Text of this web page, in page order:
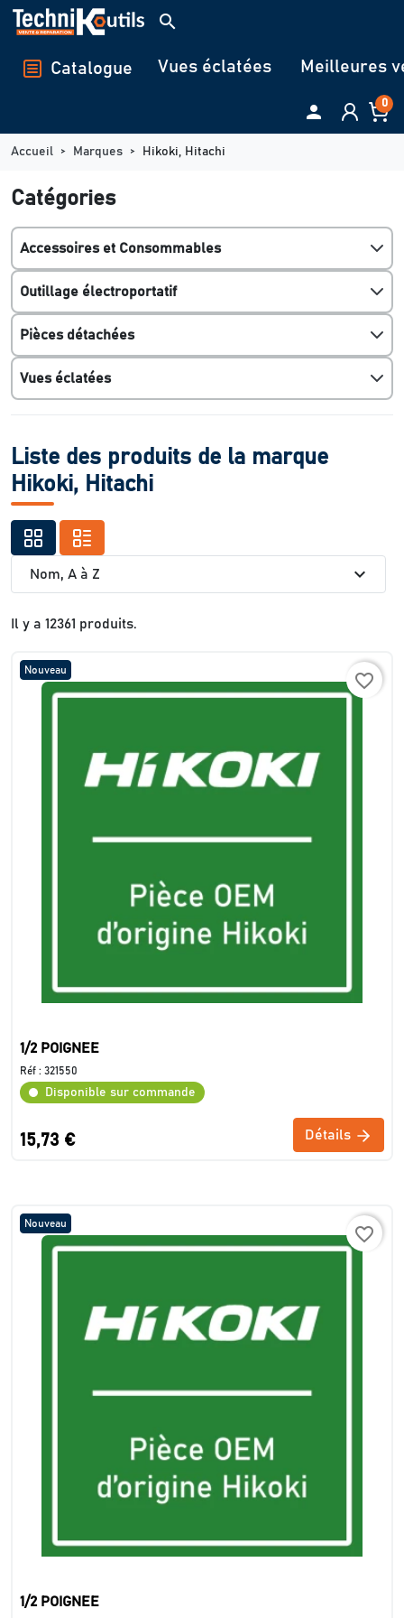
Panneau de gestion des cookies
search
Catalogue Vues éclatées Meilleures
 0
Accueil Marques Hikoki, Hitachi
Catégories
Accessoires et Consommables
Outillage électroportatif
Pièces détachées
Vues éclatées
Liste des produits de la marque
Hikoki, Hitachi
Il y a 12361 produits.
Nom, A à Z expand_more
Nouveau
favorite_border
1/2 POIGNEE
Réf : 321550
Disponible sur commande
15,73 € Détails
Nouveau
favorite_border
1/2 POIGNEE